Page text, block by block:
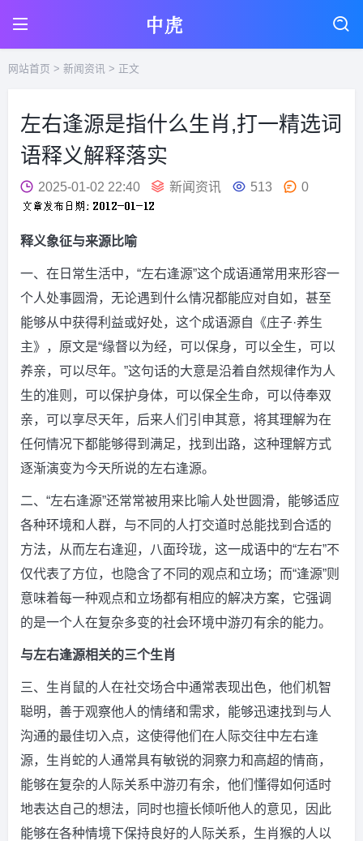
网站首页 > 新闻资讯 > 正文
左右逢源是指什么生肖,打一精选词
语释义解释落实
2025-01-02 22:40 新闻资讯 513 0
释义象征与来源比喻
一、在日常生活中，“左右逢源”这个成语通常用来形容一
个人处事圆滑，无论遇到什么情况都能应对自如，甚至
能够从中获得利益或好处，这个成语源自《庄子·养生
主》，原文是“缘督以为经，可以保身，可以全生，可以
养亲，可以尽年。”这句话的大意是沿着自然规律作为人
生的准则，可以保护身体，可以保全生命，可以侍奉双
亲，可以享尽天年，后来人们引申其意，将其理解为在
任何情况下都能够得到满足，找到出路，这种理解方式
逐渐演变为今天所说的左右逢源。
二、“左右逢源”还常常被用来比喻人处世圆滑，能够适应
各种环境和人群，与不同的人打交道时总能找到合适的
方法，从而左右逢迎，八面玲珑，这一成语中的“左右”不
仅代表了方位，也隐含了不同的观点和立场；而“逢源”则
意味着每一种观点和立场都有相应的解决方案，它强调
的是一个人在复杂多变的社会环境中游刃有余的能力。
与左右逢源相关的三个生肖
三、生肖鼠的人在社交场合中通常表现出色，他们机智
聪明，善于观察他人的情绪和需求，能够迅速找到与人
沟通的最佳切入点，这使得他们在人际交往中左右逢
源，生肖蛇的人通常具有敏锐的洞察力和高超的情商，
能够在复杂的人际关系中游刃有余，他们懂得如何适时
地表达自己的想法，同时也擅长倾听他人的意见，因此
能够在各种情境下保持良好的人际关系，生肖猴的人以